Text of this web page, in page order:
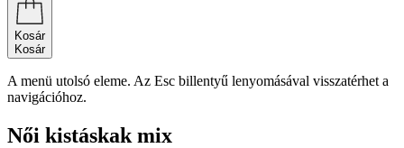
Kosár
Kosár
A menü utolsó eleme. Az Esc billentyű lenyomásával visszatérhet a
navigációhoz.
Női kistáskak mix